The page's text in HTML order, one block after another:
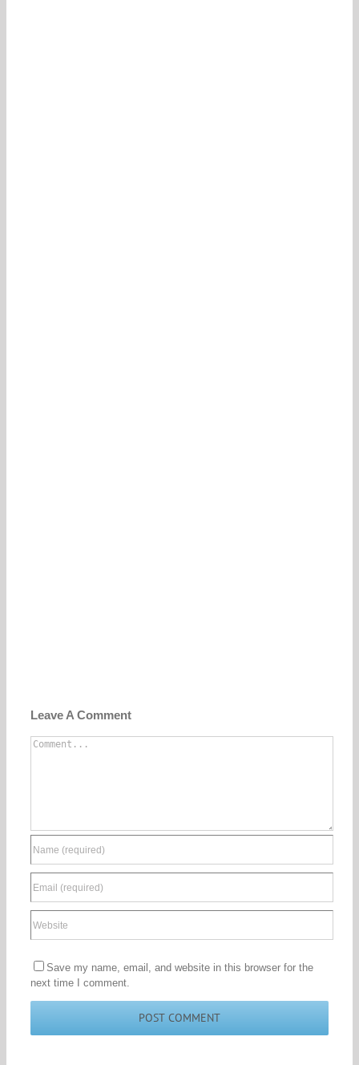
Leave A Comment
Comment
Save my name, email, and website in this browser for the
next time I comment.